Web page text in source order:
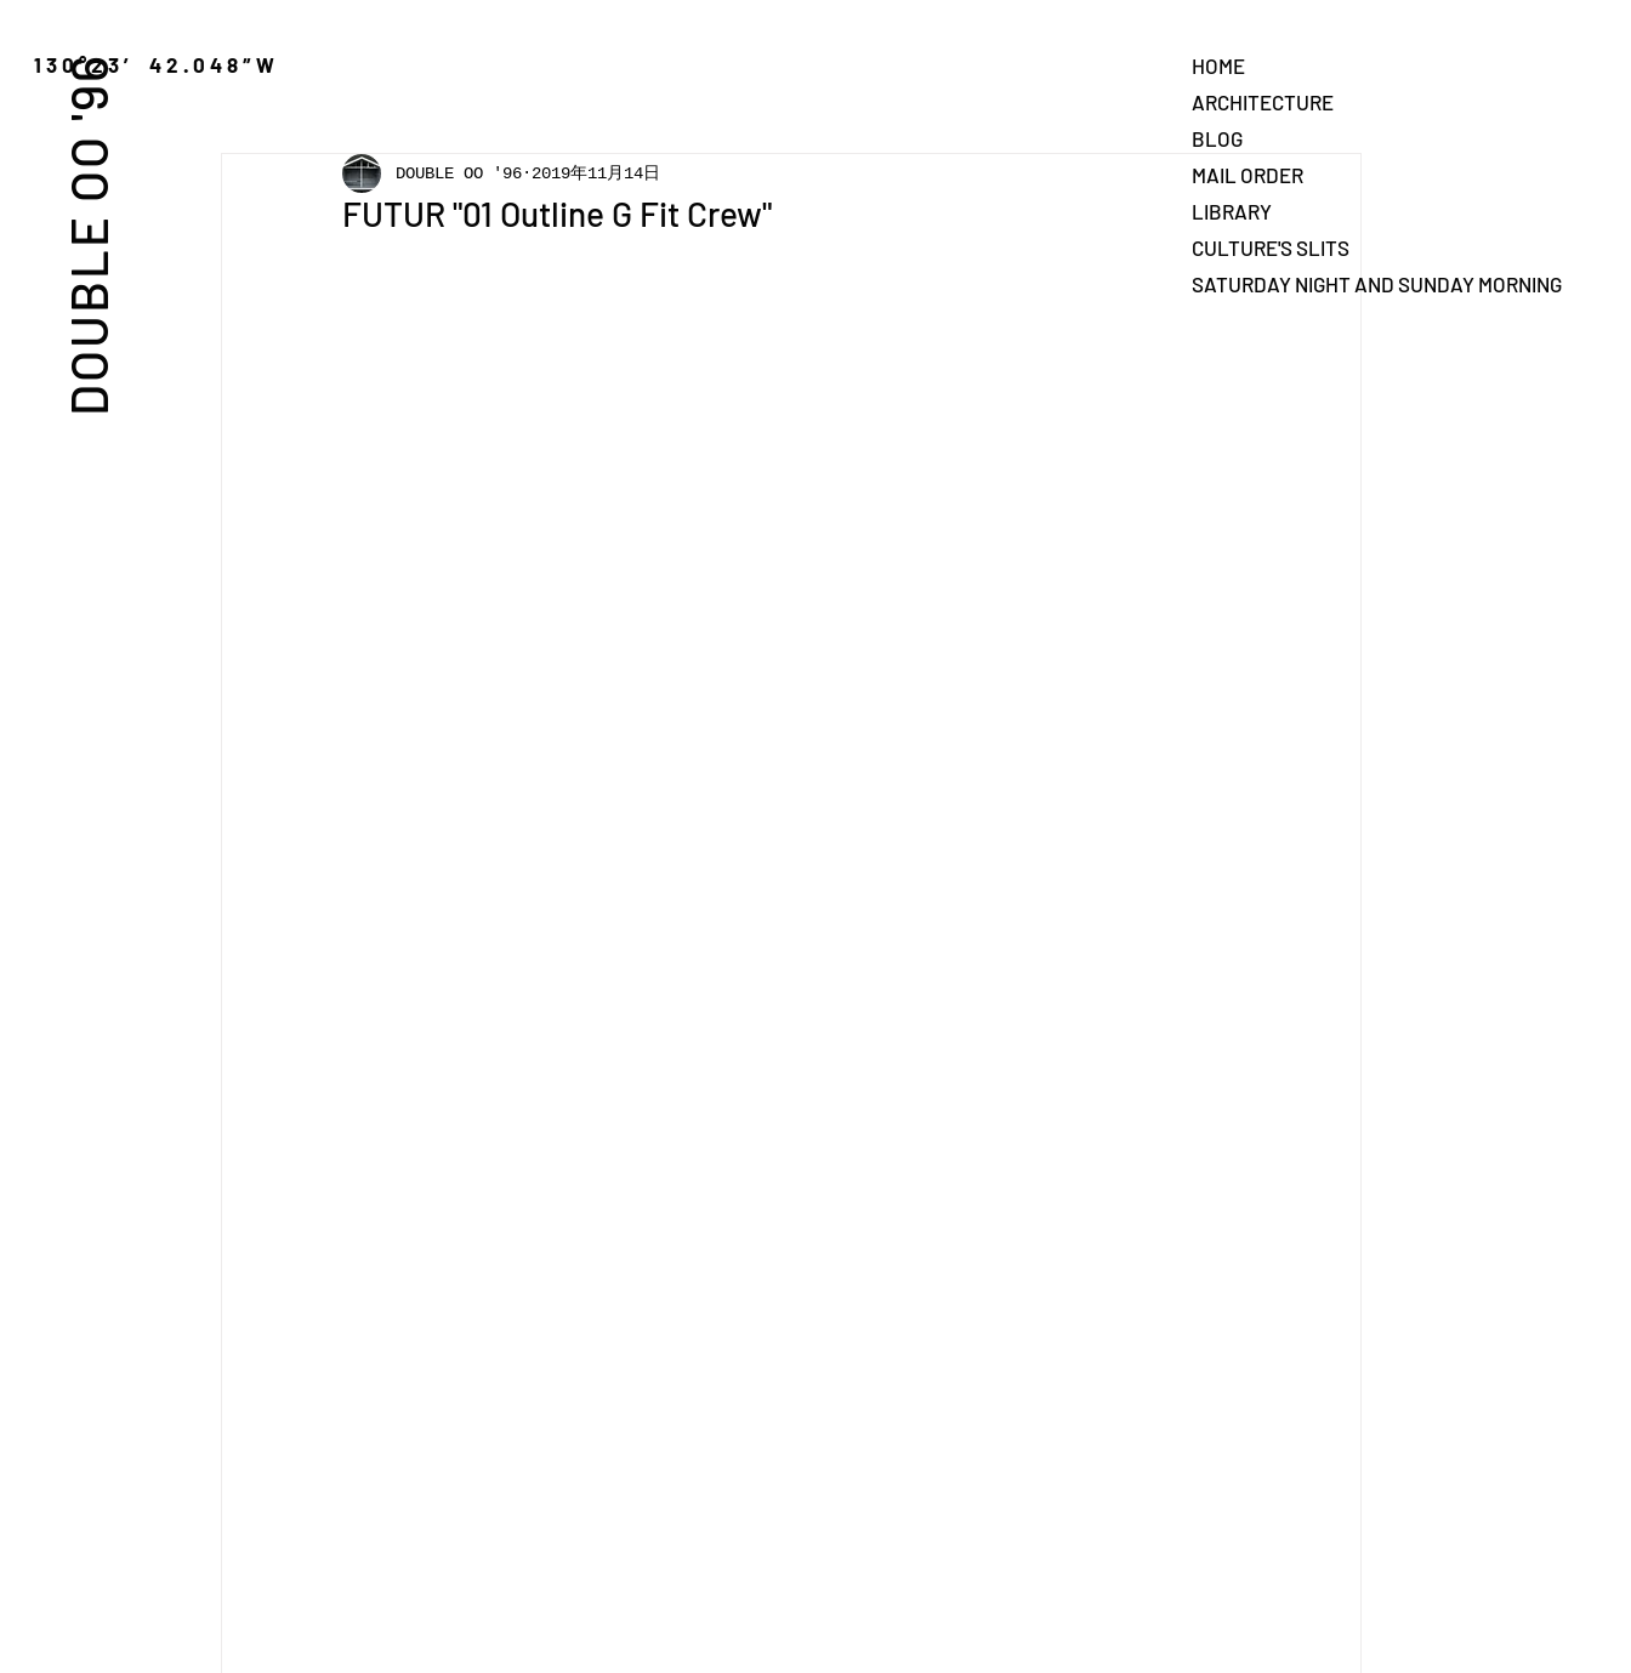
DOUBLE OO '96
HOME
ARCHITECTURE
BLOG
MAIL ORDER
LIBRARY
CULTURE'S SLITS
SATURDAY NIGHT AND SUNDAY MORNING
FUTUR "01 Outline G Fit Crew"
DOUBLE OO '96 2019年11月14日
130°23′ 42.048″W